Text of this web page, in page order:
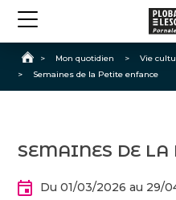
Accueil
> Mon quotidien > Vie
>
Semaines de la Petite enfance
SEMAINES DE LA
Du 01/03/2026 au 29/